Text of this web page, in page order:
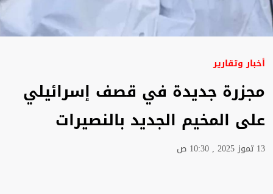
أخبار وتقارير
مجزرة جديدة في قصف إسرائيلي
على المخيم الجديد بالنصيرات
13 تموز 2025 , 10:30 ص